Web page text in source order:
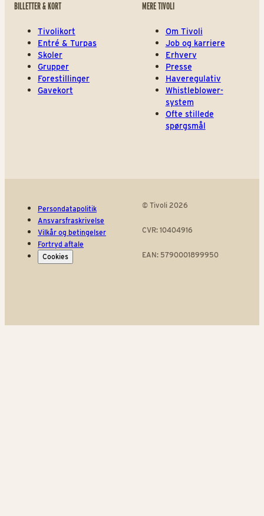
BILLETTER & KORT
Tivolikort
Entré & Turpas
Skoler
Grupper
Forestillinger
Gavekort
MERE TIVOLI
Om Tivoli
Job og karriere
Erhverv
Presse
Haveregulativ
Whistleblower-
system
Ofte stillede
spørgsmål
Persondatapolitik
Ansvarsfraskrivelse
Vilkår og betingelser
Fortryd aftale
Cookies
© Tivoli 2026
CVR: 10404916
EAN: 5790001899950